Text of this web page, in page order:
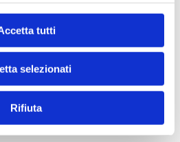
tutti
selezionati
Rifiuta
volljährig bin und die
zur Kenntnis genommen